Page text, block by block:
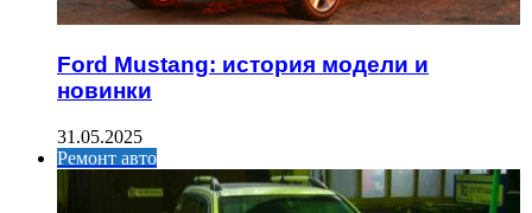
Ford Mustang: история модели и
новинки
31.05.2025
Ремонт авто